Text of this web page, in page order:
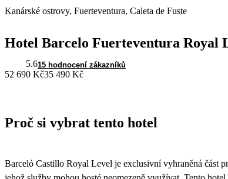
Kanárské ostrovy, Fuerteventura, Caleta de Fuste
Hotel Barcelo Fuerteventura Royal
5.615 hodnocení zákazníků
52 690 Kč35 490 Kč
Proč si vybrat tento hotel
Barceló Castillo Royal Level je exclusivní vyhraněná část